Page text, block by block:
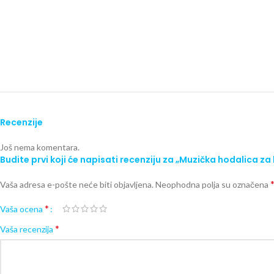
Recenzije
Još nema komentara.
Budite prvi koji će napisati recenziju za „Muzička hodalica za
Vaša adresa e-pošte neće biti objavljena. Neophodna polja su označena *
Vaša ocena *
Vaša recenzija *